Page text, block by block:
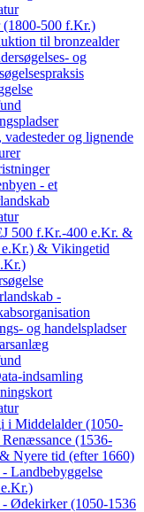
(1800-500 f.Kr.)
til bronzealder
og
vadesteder og lignende
- et
500 f.Kr.-400 e.Kr. &
& Vikingetid
-
og handelspladser
indsamling
i Middelalder (1050-
(1536-
Nyere tid (efter 1660)
Landbebyggelse
Ødekirker (1050-1536